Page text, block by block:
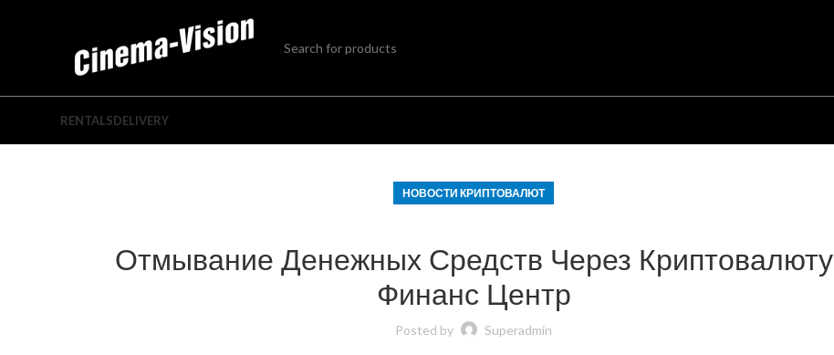
RENTALSDELIVERY
НОВОСТИ КРИПТОВАЛЮТ
Отмывание Денежных Средств Через Криптовалюту
Финанс Центр
Posted by Superadmin